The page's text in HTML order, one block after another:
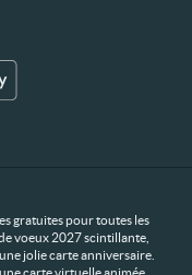
gratuites pour toutes les
voeux 2027 scintillante,
jolie carte anniversaire.
carte virtuelle animée,